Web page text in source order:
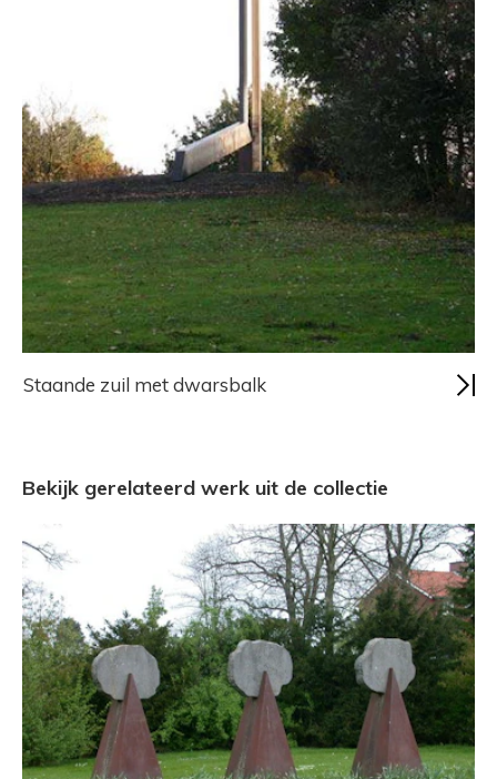
Staande zuil met dwarsbalk
Bekijk gerelateerd werk uit de collectie